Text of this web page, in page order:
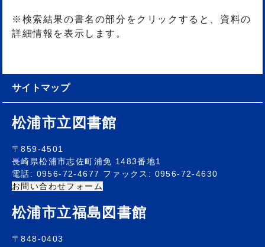
※検索結果の書名の部分をクリックすると、資料の
詳細情報を表示します。
サイトマップ
松浦市立図書館
〒859-4501
長崎県松浦市志佐町浦免 1483番地1
電話: 0956-72-4677 ファックス: 0956-72-4630
お問い合わせフォーム
松浦市立福島図書館
〒848-0403